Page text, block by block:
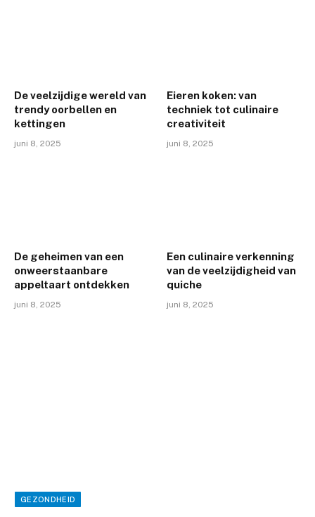
De veelzijdige wereld van
trendy oorbellen en
kettingen
juni 8, 2025
Eieren koken: van
techniek tot culinaire
creativiteit
juni 8, 2025
De geheimen van een
onweerstaanbare
appeltaart ontdekken
juni 8, 2025
Een culinaire verkenning
van de veelzijdigheid van
quiche
juni 8, 2025
GEZONDHEID